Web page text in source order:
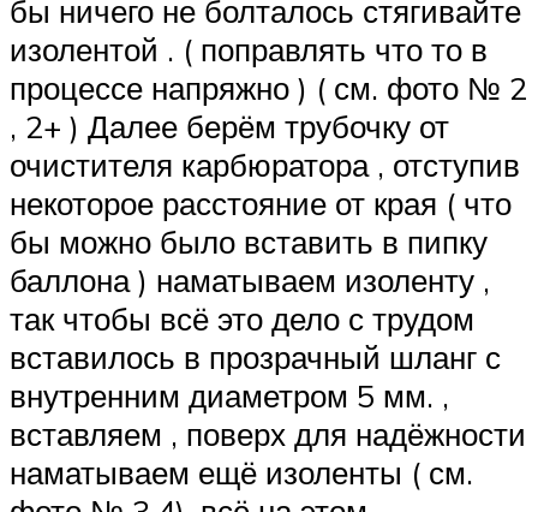
бы ничего не болталось стягивайте
изолентой . ( поправлять что то в
процессе напряжно ) ( см. фото № 2
, 2+ ) Далее берём трубочку от
очистителя карбюратора , отступив
некоторое расстояние от края ( что
бы можно было вставить в пипку
баллона ) наматываем изоленту ,
так чтобы всё это дело с трудом
вставилось в прозрачный шланг с
внутренним диаметром 5 мм. ,
вставляем , поверх для надёжности
наматываем ещё изоленты ( см.